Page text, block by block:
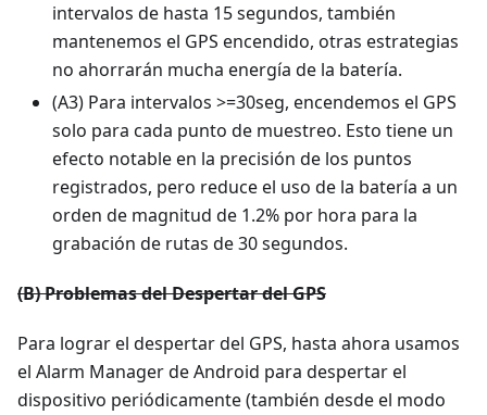
intervalos de hasta 15 segundos, también
mantenemos el GPS encendido, otras estrategias
no ahorrarán mucha energía de la batería.
(A3) Para intervalos >=30seg, encendemos el GPS
solo para cada punto de muestreo. Esto tiene un
efecto notable en la precisión de los puntos
registrados, pero reduce el uso de la batería a un
orden de magnitud de 1.2% por hora para la
grabación de rutas de 30 segundos.
(B) Problemas del Despertar del GPS
Para lograr el despertar del GPS, hasta ahora usamos
el Alarm Manager de Android para despertar el
dispositivo periódicamente (también desde el modo